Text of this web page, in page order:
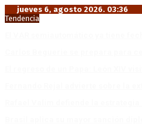
jueves 6, agosto 2026. 03:36
Tendencia